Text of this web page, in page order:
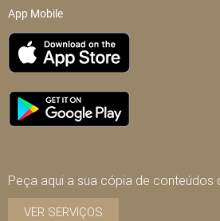
App Mobile
Peça aqui a sua cópia de conteúdos
VER SERVIÇOS